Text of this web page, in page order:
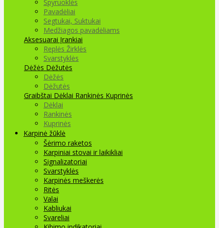
Spyruoklės
Pavadėliai
Segtukai, Suktukai
Medžiagos pavadėliams
Aksesuarai Įrankiai
Replės Žirklės
Svarstyklės
Dėžės Dėžutės
Dėžės
Dėžutės
Graibštai Dėklai Rankinės Kuprinės
Dėklai
Rankinės
Kuprinės
Karpinė žūklė
Šėrimo raketos
Karpiniai stovai ir laikikliai
Signalizatoriai
Svarstyklės
Karpinės meškerės
Ritės
Valai
Kabliukai
Svareliai